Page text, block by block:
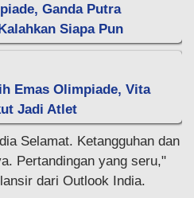
Ganda Putra
Siapa Pun
Emas Olimpiade, Vita
Jadi Atlet
Selamat. Ketangguhan dan
Pertandingan yang seru,"
dari Outlook India.